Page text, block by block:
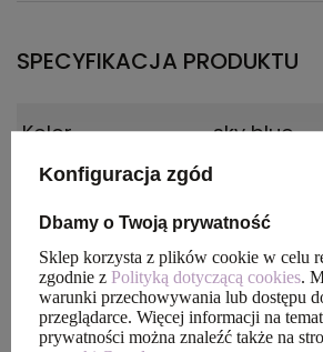
SPECYFIKACJA PRODUKTU
Kolor sky blue
OPIS
Koszule linii YELLOW BOW to
nowoczesnymi detalami. Wykonane są z
mieszanki włókien, poddane obróbce Easy
przyjemność ze swojej pracy.
Konfiguracja zgód
Dbamy o Twoją prywatność
Sklep korzysta z plików cookie w celu
zgodnie z Polityką dotyczącą cookies.
warunki przechowywania lub dostępu
przeglądarce. Więcej informacji na
prywatności można znaleźć także na